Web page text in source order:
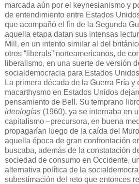
marcada aún por el keynesianismo y
de entendimiento entre Estados
que acompañó el fin de la Segunda
aquella etapa datan sus intensas
Mill, en un intento similar al del
otros “liberals” norteamericanos, de
liberalismo, en una suerte de versión
socialdemocracia para Estados
La primera década de la Guerra Fría y
macarthysmo en Estados Unidos
pensamiento de Bell. Su temprano
ideologías (1960), ya se internaba en
capitalismo –precursora, en buena
propagarían luego de la caída del
aquella época de gran confrontación
buscaba, además de la constatación
sociedad de consumo en Occidente,
alternativa política de la
subestimación del reto que entonces